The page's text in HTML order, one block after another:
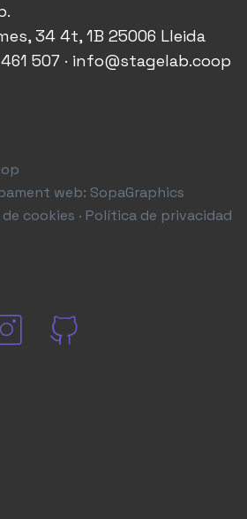
34 4t, 1B 25006 Lleida
507 · info@stagelab.coop
web: SopaGraphics
cookies · Política de privacidad